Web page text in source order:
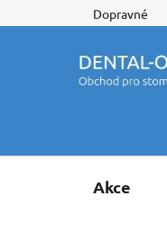
na
Dopravné
Akce